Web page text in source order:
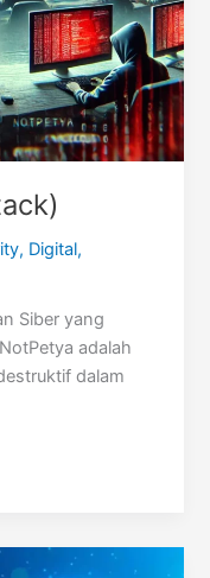
, Digital,
Siber yang
adalah
dalam